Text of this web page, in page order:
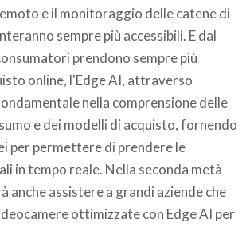
e il monitoraggio delle catene di
sempre più accessibili. E dal
prendono sempre più
online, l'Edge AI, attraverso
nella comprensione delle
e dei modelli di acquisto, fornendo
per permettere di prendere le
in tempo reale. Nella seconda metà
anche assistere a grandi aziende che
ottimizzate con Edge AI per